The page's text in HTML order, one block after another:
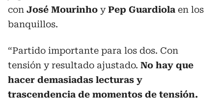
con José Mourinho yPep Guardiola en los
banquillos.
“Partido importante para los dos. Con
tensión y resultado ajustado. No hay que
hacer demasiadas lecturas y
trascendencia de momentos de tensión.